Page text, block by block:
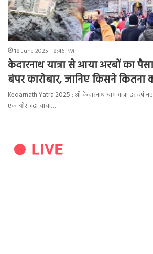
18 June 2025 - 8:46 PM
केदारनाथ यात्रा से आया अरबों का
बंपर कारोबार, जानिए किसने कितना
Kedarnath Yatra 2025 : श्री केदारनाथ धाम यात्रा हर वर्ष
एक ओर जहां बाबा…